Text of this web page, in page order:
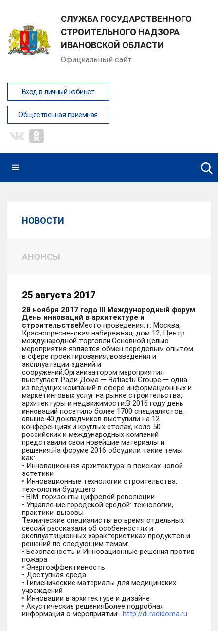
СЛУЖБА ГОСУДАРСТВЕННОГО
СТРОИТЕЛЬНОГО НАДЗОРА
ИВАНОВСКОЙ ОБЛАСТИ
Официальный сайт
Вход в личный кабинет
Общественная приемная
НОВОСТИ
АНОНСЫ
25 августа 2017
28 ноября 2017 года III Международный форум
День инноваций в архитектуре и
строительствеМесто проведения: г. Москва,
Краснопресненская набережная, дом 12, Центр
международной торговли.Основной целью
мероприятия является обмен передовым опытом
в сфере проектирования, возведения и
эксплуатации зданий и
сооружений.Организатором мероприятия
выступает Ради Дома — Batiactu Groupe — одна
из ведущих компаний в сфере информационных и
маркетинговых услуг на рынке строительства,
архитектуры и недвижимости.В 2016 году день
инноваций посетило более 1700 специалистов,
свыше 40 докладчиков выступили на 12
конференциях и круглых столах, коло 50
российских и международных компаний
представили свои новейшие материалы и
решения.На форуме 2016 обсудили такие темы
как:
• Инновационная архитектура: в поисках новой
эстетики
• Инновационные технологии строительства:
технологии будущего
• BIM: горизонты цифровой революции
• Управление городской средой: технологии,
практики, вызовы
Технические специалисты во время отдельных
сессий рассказали об особенностях и
эксплуатационных характеристиках продуктов и
решений по следующим темам:
• Безопасность и Инновационные решения против
пожара
• Энергоэффективность
• Доступная среда
• Гигиенические материалы для медицинских
учреждений
• Инновации в архитектуре и дизайне
• Акустические решенияБолее подробная
информация о мероприятии: http://di.radidoma.ru